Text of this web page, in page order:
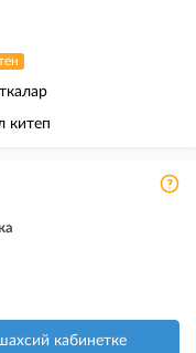
китеп
кабинетке